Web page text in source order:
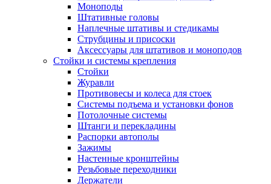
Моноподы
Штативные головы
Наплечные штативы и стедикамы
Струбцины и присоски
Аксессуары для штативов и моноподов
Стойки и системы крепления
Стойки
Журавли
Противовесы и колеса для стоек
Системы подъема и установки фонов
Потолочные системы
Штанги и перекладины
Распорки автополы
Зажимы
Настенные кронштейны
Резьбовые переходники
Держатели